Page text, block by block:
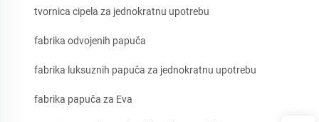
tvornica cipela za jednokratnu upotrebu
fabrika odvojenih papuča
fabrika luksuznih papuča za jednokratnu upotrebu
fabrika papuča za Eva